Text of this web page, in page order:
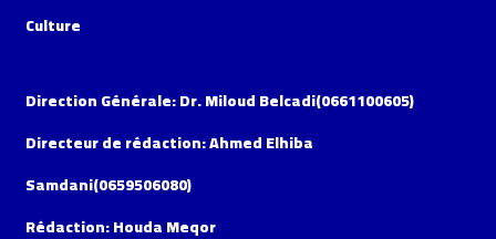
Culture
Direction Générale: Dr. Miloud Belcadi(0661100605)
Directeur de rédaction: Ahmed Elhiba
Samdani(0659506080)
Rédaction: Houda Meqor